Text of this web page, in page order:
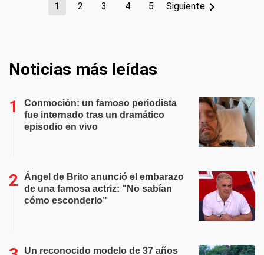
1 2 3 4 5 Siguiente
Noticias más leídas
Conmoción: un famoso periodista
fue internado tras un dramático
episodio en vivo
Ángel de Brito anunció el embarazo
de una famosa actriz: "No sabían
cómo esconderlo"
Un reconocido modelo de 37 años